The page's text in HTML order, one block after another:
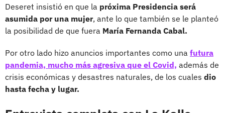
Deseret insistió en que la próxima Presidencia será
asumida por una mujer, ante lo que también se le planteó
la posibilidad de que fuera María Fernanda Cabal.
Por otro lado hizo anuncios importantes como una futura
pandemia, mucho más agresiva que el Covid, además de
crisis económicas y desastres naturales, de los cuales dio
hasta fecha y lugar.